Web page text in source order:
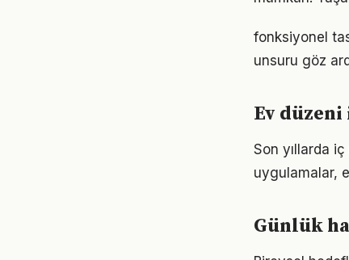
fonksiyonel
unsuru göz
Ev
Son yıllarda
uygulamalar,
Günlük